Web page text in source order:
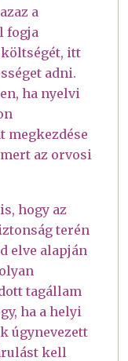
a
fogja
itt
adni.
ha nyelvi
az orvosi
hogy az
terén
elve alapján
tagállam
ha a helyi
úgynevezett
kell